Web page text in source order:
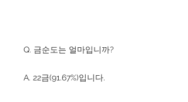
Q. 금순도는 얼마입니까?
A. 22금(91.67%)입니다.